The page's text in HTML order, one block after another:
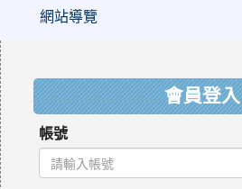
網站導覽
會員登入
帳號